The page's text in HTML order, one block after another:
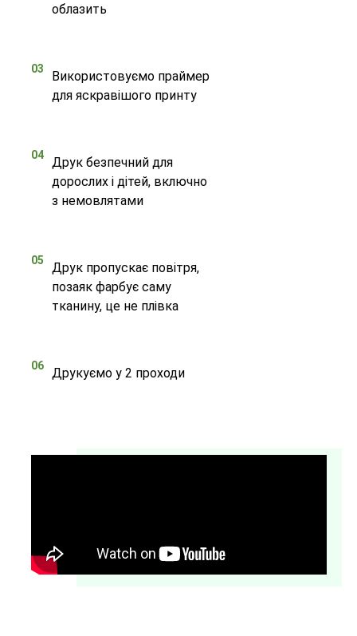
облазить
03
Використовуємо праймер
для яскравішого принту
04
Друк безпечний для
дорослих і дітей, включно
з немовлятами
05
Друк пропускає повітря,
позаяк фарбує саму
тканину, це не плівка
06 Друкуємо у 2 проходи